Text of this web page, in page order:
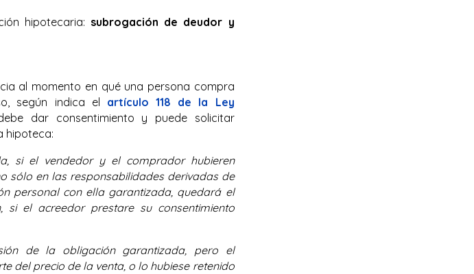
hipotecaria: subrogación de deudor y
al momento en qué una persona compra
según indica el artículo 118 de la Ley
dar consentimiento y puede solicitar
hipoteca:
si el vendedor y el comprador hubieren
sólo en las responsabilidades derivadas de
personal con ella garantizada, quedará el
el acreedor prestare su consentimiento
de la obligación garantizada, pero el
del precio de la venta, o lo hubiese retenido